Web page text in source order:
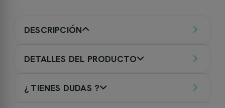
DESCRIPCIÓN
DETALLES DEL PRODUCTO
¿ TIENES DUDAS ?